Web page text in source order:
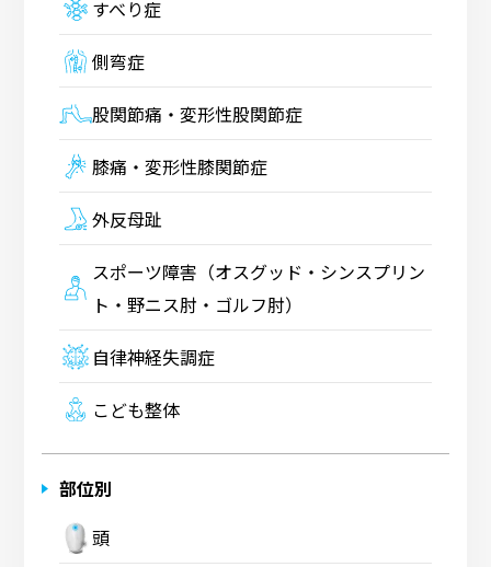
すべり症
側弯症
股関節痛・変形性股関節症
膝痛・変形性膝関節症
外反母趾
スポーツ障害（オスグッド・シンスプリン
ト・野ニス肘・ゴルフ肘）
自律神経失調症
こども整体
部位別
頭